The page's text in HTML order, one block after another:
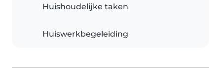
Huishoudelijke taken
Huiswerkbegeleiding